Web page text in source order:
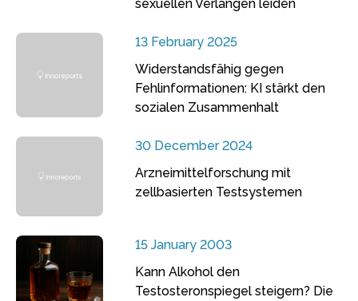
sexuellen Verlangen leiden
13 February 2025
Widerstandsfähig gegen
Fehlinformationen: KI stärkt den
sozialen Zusammenhalt
30 December 2024
Arzneimittelforschung mit
zellbasierten Testsystemen
15 January 2003
Kann Alkohol den
Testosteronspiegel steigern? Die